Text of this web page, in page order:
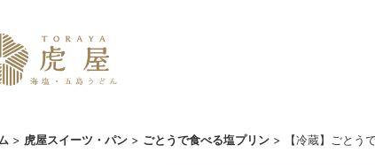
> 虎屋スイーツ・パン > ごとうで食べる塩プリン > 【冷蔵】ごとう